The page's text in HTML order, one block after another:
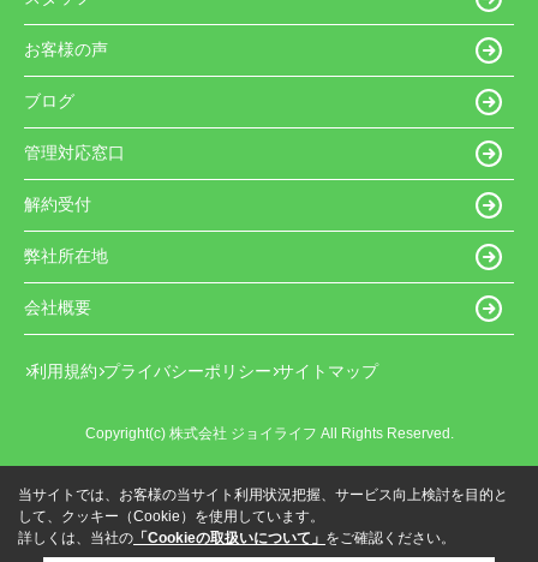
お客様の声
ブログ
管理対応窓口
解約受付
弊社所在地
会社概要
利用規約 プライバシーポリシー サイトマップ
Copyright(c) 株式会社 ジョイライフ All Rights Reserved.
当サイトでは、お客様の当サイト利用状況把握、サービス向上検討を目的と
して、クッキー（Cookie）を使用しています。
詳しくは、当社の 「Cookieの取扱いについて」 をご確認ください。